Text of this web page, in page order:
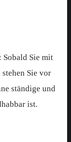
Sobald Sie mit
Sie vor
ständige und
ist.